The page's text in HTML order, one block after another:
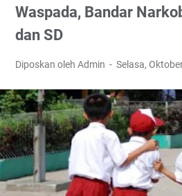
Waspada, Bandar
dan SD
Diposkan oleh Admin Selasa,